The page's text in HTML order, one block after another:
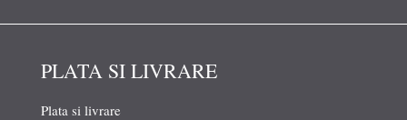
PLATA SI LIVRARE
Plata si livrare